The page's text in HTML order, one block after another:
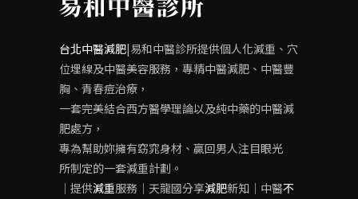
台北中醫減肥|易和中醫診所提供個人化減重、穴
位埋線及中醫美容服務，專精中醫減肥、中醫豐
胸、青春痘治療，
一套完美結合西方醫學理論以及純中藥的中醫減
肥處方，
專為幫助妳擁有窈窕身材、贏回男人注目眼光
所制定的一套減重計劃。
｜提供減重服務｜天龍國分享減肥新知｜中醫不